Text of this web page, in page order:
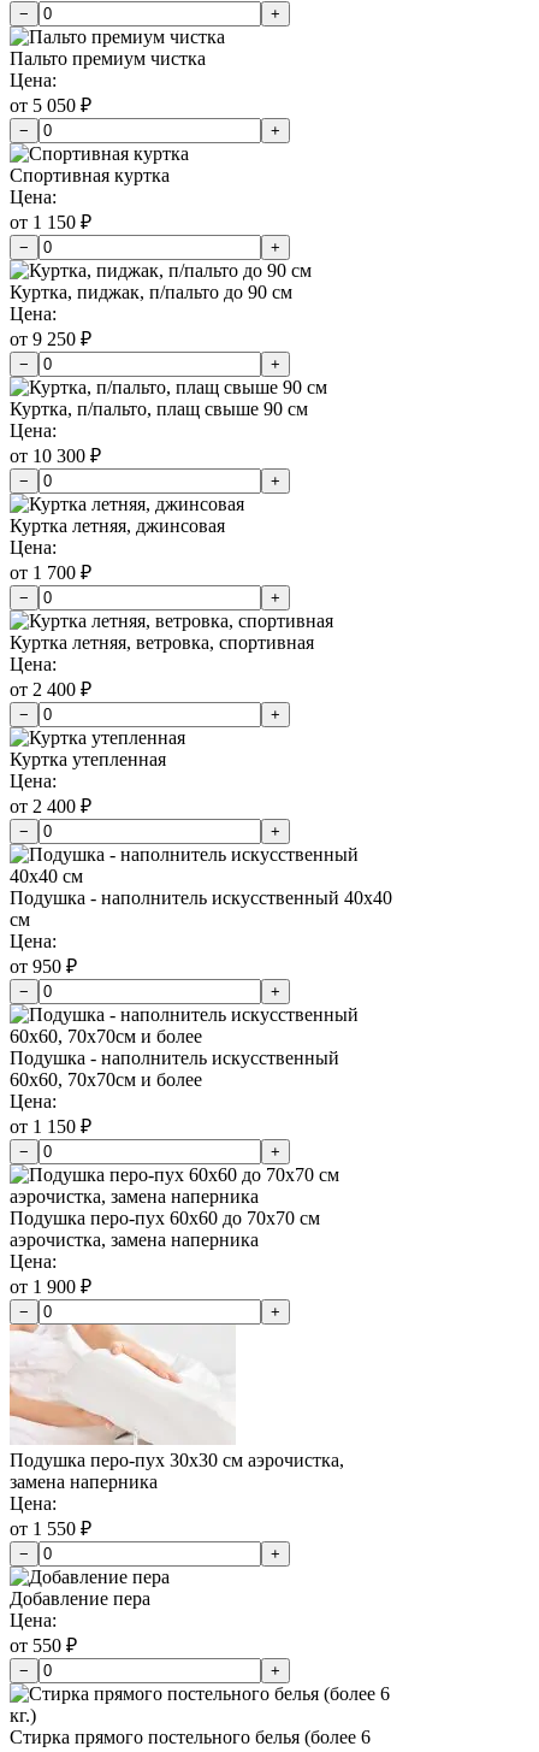
− +
Пальто премиум чистка
Цена:
от 5 050 ₽
− +
Спортивная куртка
Цена:
от 1 150 ₽
− +
Куртка, пиджак, п/пальто до 90 см
Цена:
от 9 250 ₽
− +
Куртка, п/пальто, плащ свыше 90 см
Цена:
от 10 300 ₽
− +
Куртка летняя, джинсовая
Цена:
от 1 700 ₽
− +
Куртка летняя, ветровка, спортивная
Цена:
от 2 400 ₽
− +
Куртка утепленная
Цена:
от 2 400 ₽
− +
Подушка - наполнитель искусственный 40х40
см
Цена:
от 950 ₽
− +
Подушка - наполнитель искусственный
60х60, 70х70см и более
Цена:
от 1 150 ₽
− +
Подушка перо-пух 60х60 до 70х70 см
аэрочистка, замена наперника
Цена:
от 1 900 ₽
− +
Подушка перо-пух 30х30 см аэрочистка,
замена наперника
Цена:
от 1 550 ₽
− +
Добавление пера
Цена:
от 550 ₽
− +
Стирка прямого постельного белья (более 6